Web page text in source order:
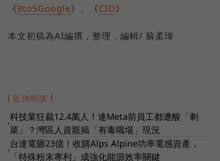
《9to5Google》、《CIO》
本文初稿為AI編撰，整理．編輯/ 蘇柔瑋
延伸閱讀
●
科技業狂裁12.4萬人！連Meta前員工都遭酸「剩
菜」？灣區人資親揭「有毒職場」現況
●
台達電砸23億！收購Alps Alpine功率電感資產，
「特殊粉末專利」成強化能源效率關鍵